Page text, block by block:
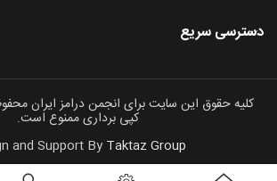
دسترسی سریع
کلیه حقوق این سایت برای انجمن درامز ایران
کپی برداری ممنوع است.
and Support By Taktaz Group